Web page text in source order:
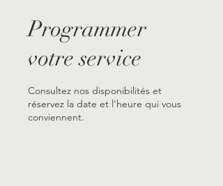
Programmer
votre service
Consultez nos disponibilités et
réservez la date et l'heure qui vous
conviennent.